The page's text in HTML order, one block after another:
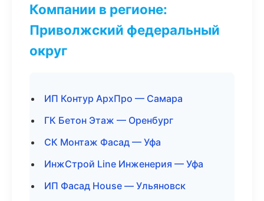
Компании в регионе:
Приволжский федеральный
округ
ИП Контур АрхПро — Самара
ГК Бетон Этаж — Оренбург
СК Монтаж Фасад — Уфа
ИнжСтрой Line Инженерия — Уфа
ИП Фасад House — Ульяновск